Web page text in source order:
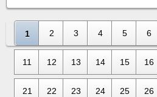
1 2 3 4 5 6
11 12 13 14 15 16
21 22 23 24 25 26